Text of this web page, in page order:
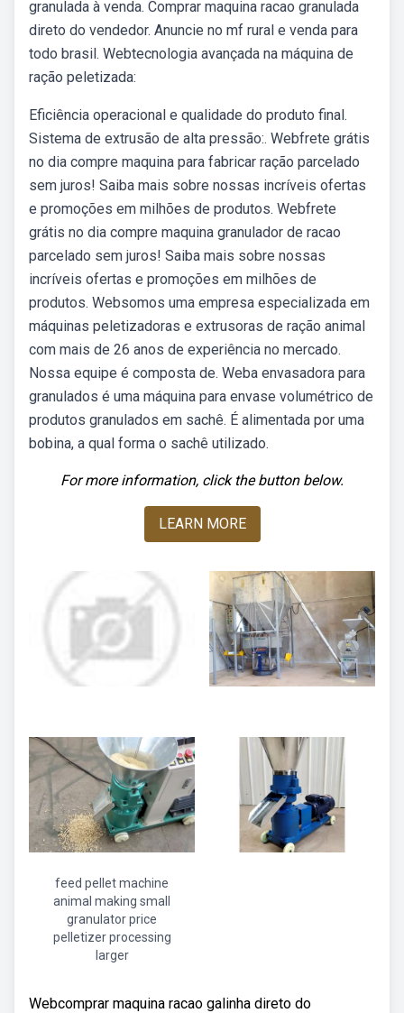
granulada à venda. Comprar maquina racao granulada
direto do vendedor. Anuncie no mf rural e venda para
todo brasil. Webtecnologia avançada na máquina de
ração peletizada:
Eficiência operacional e qualidade do produto final.
Sistema de extrusão de alta pressão:. Webfrete grátis
no dia compre maquina para fabricar ração parcelado
sem juros! Saiba mais sobre nossas incríveis ofertas
e promoções em milhões de produtos. Webfrete
grátis no dia compre maquina granulador de racao
parcelado sem juros! Saiba mais sobre nossas
incríveis ofertas e promoções em milhões de
produtos. Websomos uma empresa especializada em
máquinas peletizadoras e extrusoras de ração animal
com mais de 26 anos de experiência no mercado.
Nossa equipe é composta de. Weba envasadora para
granulados é uma máquina para envase volumétrico de
produtos granulados em sachê. É alimentada por uma
bobina, a qual forma o sachê utilizado.
For more information, click the button below.
LEARN MORE
feed pellet machine
animal making small
granulator price
pelletizer processing
larger
Webcomprar maquina racao galinha direto do